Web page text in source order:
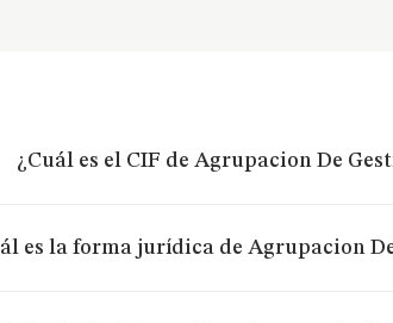
¿Cuál es el CIF de Agrupacion De
es la forma jurídica de Agrupacion